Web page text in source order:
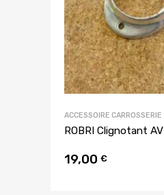
ACCESSOIRE CARROSSERIE
ROBRI Clignotant AV
19,00 €